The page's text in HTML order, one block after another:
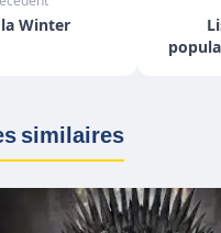
Winter
similaires